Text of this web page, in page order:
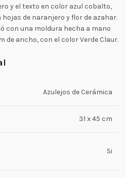
y el texto en color azul cobalto,
de naranjero y flor de azahar.
con una moldura hecha a mano
de ancho, con el color Verde Claur.
Azulejos de Cerámica
31 x 45 cm
Si